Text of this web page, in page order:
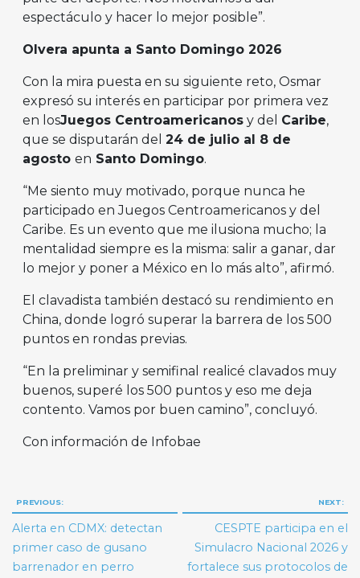
espectáculo y hacer lo mejor posible”.
Olvera apunta a Santo Domingo 2026
Con la mira puesta en su siguiente reto, Osmar
expresó su interés en participar por primera vez
en losJuegos Centroamericanos y del Caribe,
que se disputarán del 24 de julio al 8 de
agosto en Santo Domingo.
“Me siento muy motivado, porque nunca he
participado en Juegos Centroamericanos y del
Caribe. Es un evento que me ilusiona mucho; la
mentalidad siempre es la misma: salir a ganar, dar
lo mejor y poner a México en lo más alto”, afirmó.
El clavadista también destacó su rendimiento en
China, donde logró superar la barrera de los 500
puntos en rondas previas.
“En la preliminar y semifinal realicé clavados muy
buenos, superé los 500 puntos y eso me deja
contento. Vamos por buen camino”, concluyó.
Con información de Infobae
Navegación
de
entradas
PREVIOUS:
Alerta en CDMX: detectan
primer caso de gusano
barrenador en perro
NEXT:
CESPTE participa en el
Simulacro Nacional 2026 y
fortalece sus protocolos de